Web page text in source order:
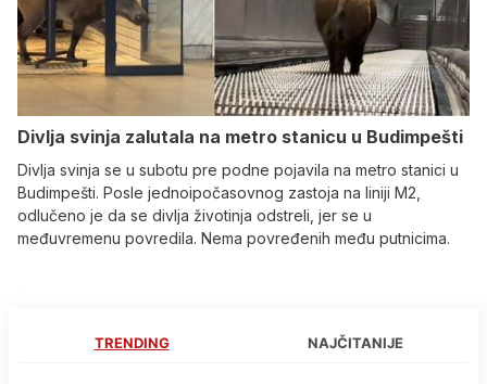
Divlja svinja zalutala na metro stanicu u Budimpešti
Divlja svinja se u subotu pre podne pojavila na metro stanici u
Budimpešti. Posle jednoipočasovnog zastoja na liniji M2,
odlučeno je da se divlja životinja odstreli, jer se u
međuvremenu povredila. Nema povređenih među putnicima.
TRENDING NAJČITANIJE